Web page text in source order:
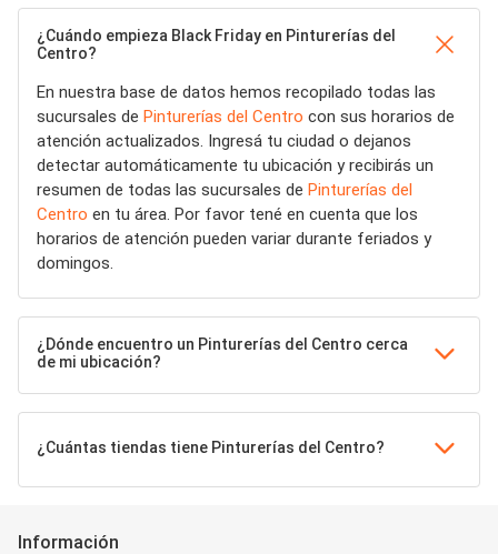
¿Cuándo empieza Black Friday en Pinturerías del
Centro?
En nuestra base de datos hemos recopilado todas las
sucursales de Pinturerías del Centro con sus horarios de
atención actualizados. Ingresá tu ciudad o dejanos
detectar automáticamente tu ubicación y recibirás un
resumen de todas las sucursales de Pinturerías del
Centro en tu área. Por favor tené en cuenta que los
horarios de atención pueden variar durante feriados y
domingos.
¿Dónde encuentro un Pinturerías del Centro cerca
de mi ubicación?
¿Cuántas tiendas tiene Pinturerías del Centro?
Información